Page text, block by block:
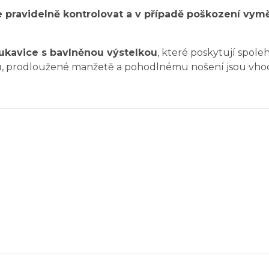
kontrolovat a v případě poškození
s bavlněnou výstelkou, které poskytují
prodloužené manžetě a pohodlnému nošení jsou